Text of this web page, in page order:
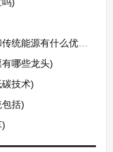
有什么优点和缺点)
哪些龙头)
技术)
括)
)